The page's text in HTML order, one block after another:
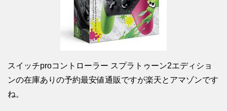
スイッチproコントローラー スプラトゥーン2エディショ
ンの在庫ありの予約最安値通販ですが楽天とアマゾンです
ね。